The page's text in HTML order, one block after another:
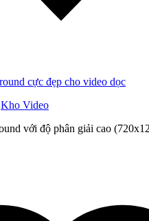
cực đẹp cho video dọc
Kho Video
với độ phân giải cao